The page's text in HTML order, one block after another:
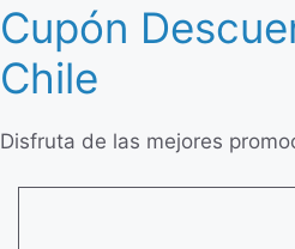
Cupón
Chile
Disfruta de las mejores